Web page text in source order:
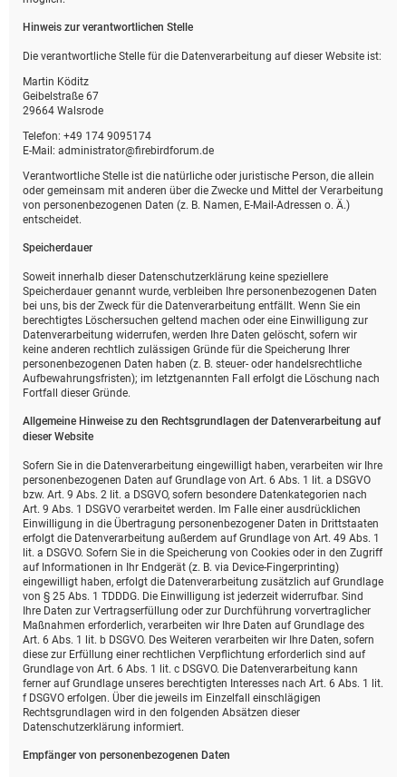
Hinweis zur verantwortlichen Stelle
Die verantwortliche Stelle für die Datenverarbeitung auf dieser Website ist:
Martin Köditz
Geibelstraße 67
29664 Walsrode
Telefon: +49 174 9095174
E-Mail: administrator@firebirdforum.de
Verantwortliche Stelle ist die natürliche oder juristische Person, die allein
oder gemeinsam mit anderen über die Zwecke und Mittel der Verarbeitung
von personenbezogenen Daten (z. B. Namen, E-Mail-Adressen o. Ä.)
entscheidet.
Speicherdauer
Soweit innerhalb dieser Datenschutzerklärung keine speziellere
Speicherdauer genannt wurde, verbleiben Ihre personenbezogenen Daten
bei uns, bis der Zweck für die Datenverarbeitung entfällt. Wenn Sie ein
berechtigtes Löschersuchen geltend machen oder eine Einwilligung zur
Datenverarbeitung widerrufen, werden Ihre Daten gelöscht, sofern wir
keine anderen rechtlich zulässigen Gründe für die Speicherung Ihrer
personenbezogenen Daten haben (z. B. steuer- oder handelsrechtliche
Aufbewahrungsfristen); im letztgenannten Fall erfolgt die Löschung nach
Fortfall dieser Gründe.
Allgemeine Hinweise zu den Rechtsgrundlagen der Datenverarbeitung auf
dieser Website
Sofern Sie in die Datenverarbeitung eingewilligt haben, verarbeiten wir Ihre
personenbezogenen Daten auf Grundlage von Art. 6 Abs. 1 lit. a DSGVO
bzw. Art. 9 Abs. 2 lit. a DSGVO, sofern besondere Datenkategorien nach
Art. 9 Abs. 1 DSGVO verarbeitet werden. Im Falle einer ausdrücklichen
Einwilligung in die Übertragung personenbezogener Daten in Drittstaaten
erfolgt die Datenverarbeitung außerdem auf Grundlage von Art. 49 Abs. 1
lit. a DSGVO. Sofern Sie in die Speicherung von Cookies oder in den Zugriff
auf Informationen in Ihr Endgerät (z. B. via Device-Fingerprinting)
eingewilligt haben, erfolgt die Datenverarbeitung zusätzlich auf Grundlage
von § 25 Abs. 1 TDDDG. Die Einwilligung ist jederzeit widerrufbar. Sind
Ihre Daten zur Vertragserfüllung oder zur Durchführung vorvertraglicher
Maßnahmen erforderlich, verarbeiten wir Ihre Daten auf Grundlage des
Art. 6 Abs. 1 lit. b DSGVO. Des Weiteren verarbeiten wir Ihre Daten, sofern
diese zur Erfüllung einer rechtlichen Verpflichtung erforderlich sind auf
Grundlage von Art. 6 Abs. 1 lit. c DSGVO. Die Datenverarbeitung kann
ferner auf Grundlage unseres berechtigten Interesses nach Art. 6 Abs. 1 lit.
f DSGVO erfolgen. Über die jeweils im Einzelfall einschlägigen
Rechtsgrundlagen wird in den folgenden Absätzen dieser
Datenschutzerklärung informiert.
Empfänger von personenbezogenen Daten